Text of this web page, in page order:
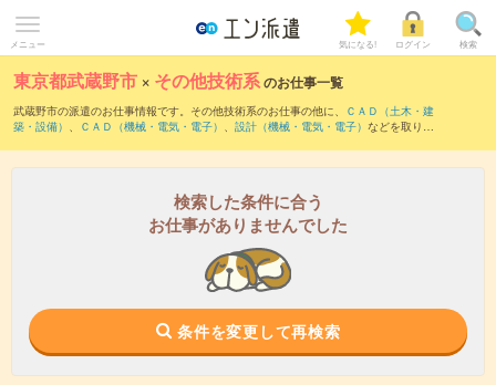
メニュー 気になる! ログイン 検索
東京都武蔵野市 × その他技術系のお仕事一覧
武蔵野市の派遣のお仕事情報です。その他技術系のお仕事の他に、
ＣＡＤ（土木・建
築・設備） 、 ＣＡＤ（機械・電気・電子） 、 設計（機械・電気・電子） などを取り揃
検索した条件に合う
お仕事がありませんでした
条件を変更して再検索